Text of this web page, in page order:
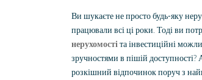
Ви шукаєте не просто будь-яку
працювали всі ці роки. Тоді ви
нерухомості та інвестиційні
зручностями в пішій доступності?
розкішний відпочинок поруч з